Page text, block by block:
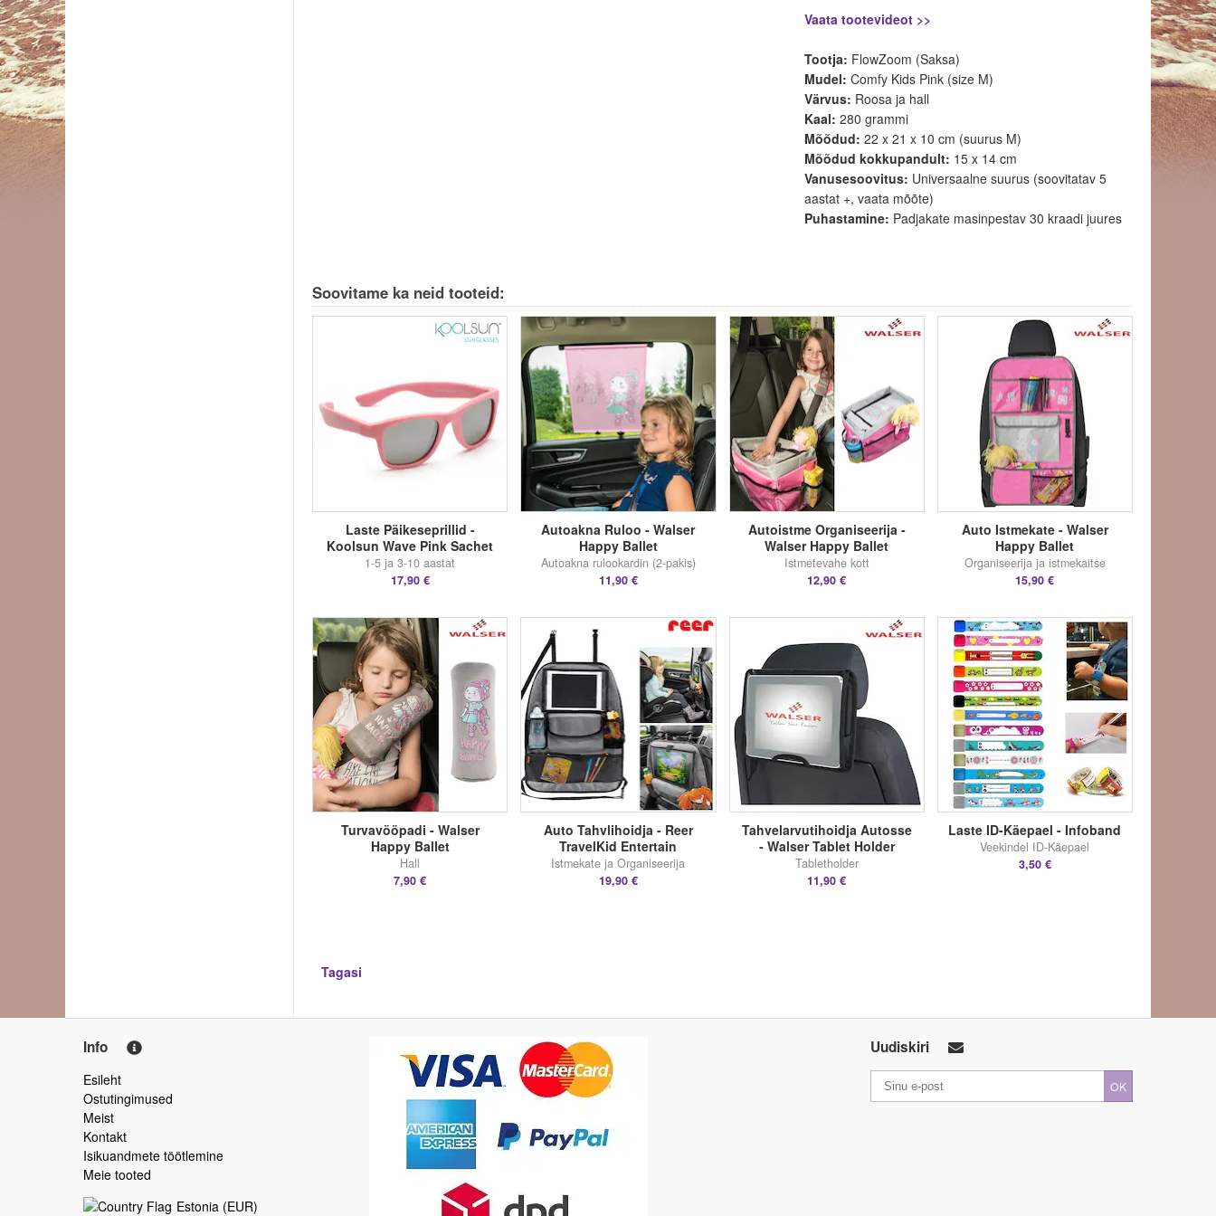
Vaata tootevideot >>
Tootja: FlowZoom (Saksa)
Mudel:Comfy Kids Pink (size M)
Värvus: Roosa ja hall
Kaal: 280 grammi
Mõõdud:22 x 21 x 10 cm (suurus M)
Mõõdud kokkupandult: 15 x 14 cm
Vanusesoovitus: Universaalne suurus (soovitatav 5
aastat +, vaata mõõte)
Puhastamine: Padjakate masinpestav 30 kraadi juures
Soovitame ka neid tooteid:
Laste Päikeseprillid -
Koolsun Wave Pink Sachet
1-5 ja 3-10 aastat
17,90 €
Autoakna Ruloo - Walser
Happy Ballet
Autoakna rulookardin (2-pakis)
11,90 €
Autoistme Organiseerija -
Walser Happy Ballet
Istmetevahe kott
12,90 €
Auto Istmekate - Walser
Happy Ballet
Organiseerija ja istmekaitse
15,90 €
Turvavööpadi - Walser
Happy Ballet
Hall
7,90 €
Auto Tahvlihoidja - Reer
TravelKid Entertain
Istmekate ja Organiseerija
19,90 €
Tahvelarvutihoidja Autosse
- Walser Tablet Holder
Tabletholder
11,90 €
Laste ID-Käepael - Infoband
Veekindel ID-Käepael
3,50 €
Tagasi
Info
Esileht
Ostutingimused
Meist
Kontakt
Isikuandmete töötlemine
Meie tooted
Estonia (EUR)
Uudiskiri
OK